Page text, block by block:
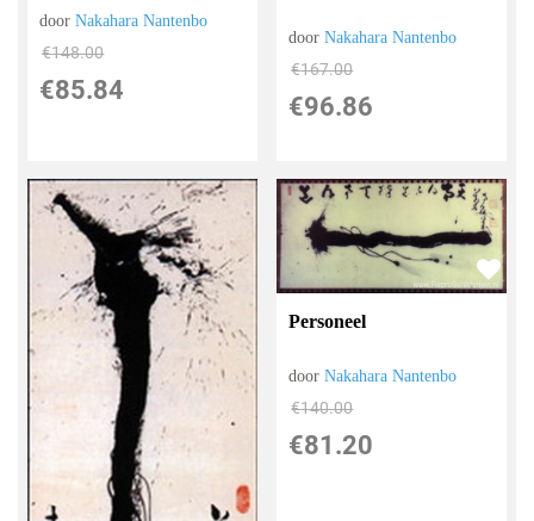
doorNakahara Nantenbo
€148.00
€85.84
doorNakahara Nantenbo
€167.00
€96.86
Personeel
doorNakahara Nantenbo
€140.00
€81.20